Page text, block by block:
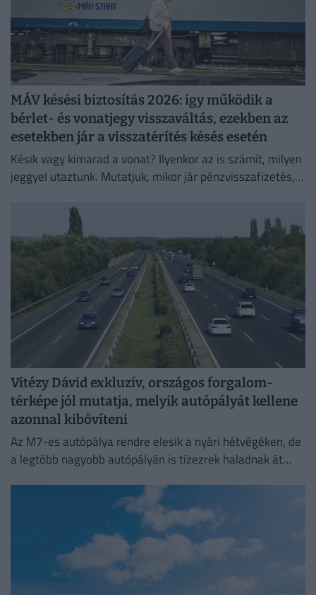
MÁV késési biztosítás 2026: így működik a
bérlet- és vonatjegy visszaváltás, ezekben az
esetekben jár a visszatérítés késés esetén
Késik vagy kimarad a vonat? Ilyenkor az is számít, milyen
jeggyel utaztunk. Mutatjuk, mikor jár pénzvisszafizetés,
Vitézy Dávid exkluzív, országos forgalom-
térképe jól mutatja, melyik autópályát kellene
azonnal kibővíteni
Az M7-es autópálya rendre elesik a nyári hétvégéken, de
a legtöbb nagyobb autópályán is tízezrek haladnak át